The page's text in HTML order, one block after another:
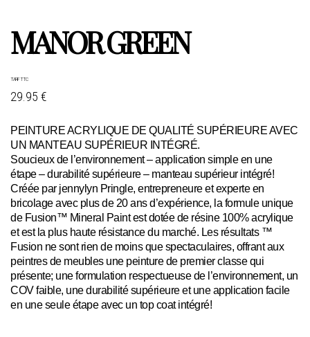
MANOR GREEN
TARIF TTC
29.95 €
PEINTURE ACRYLIQUE DE QUALITÉ SUPÉRIEURE AVEC
UN MANTEAU SUPÉRIEUR INTÉGRÉ.
Soucieux de l’environnement – application simple en une
étape – durabilité supérieure – manteau supérieur intégré!
Créée par jennylyn Pringle, entrepreneure et experte en
bricolage avec plus de 20 ans d’expérience, la formule unique
de Fusion™ Mineral Paint est dotée de résine 100% acrylique
et est la plus haute résistance du marché. Les résultats ™
Fusion ne sont rien de moins que spectaculaires, offrant aux
peintres de meubles une peinture de premier classe qui
présente; une formulation respectueuse de l’environnement, un
COV faible, une durabilité supérieure et une application facile
en une seule étape avec un top coat intégré!